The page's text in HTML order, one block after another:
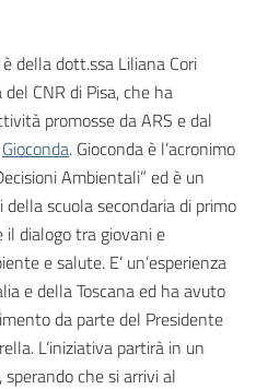
della dott.ssa Liliana Cori
CNR di Pisa, che ha
promosse da ARS e dal
Gioconda. Gioconda è l’acronimo
Ambientali” ed è un
scuola secondaria di primo
il dialogo tra giovani e
e salute. E’ un’esperienza
e della Toscana ed ha avuto
da parte del Presidente
L’iniziativa partirà in un
che si arrivi al